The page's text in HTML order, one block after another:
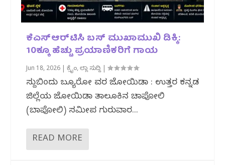
ಕೆಎಸ್‌ಆರ್‌ಟಿಸಿ ಬಸ್‌ ಮುಖಾಮುಖಿ ಡಿಕ್ಕಿ:
10ಕ್ಕೂ ಹೆಚ್ಚು ಪ್ರಯಾಣಿಕರಿಗೆ ಗಾಯ
Jun 18, 2026 |ಕ್ರೈಂ,ಜಿಲ್ಲಾ ಸುದ್ದಿ |
ಸುದ್ದಿಬಿಂದು ಬ್ಯೂರೋ ವರದಿ ಜೋಯಿಡಾ : ಉತ್ತರ ಕನ್ನಡ
ಜಿಲ್ಲೆಯ ಜೋಯಿಡಾ ತಾಲೂಕಿನ ಚಾಪೋಲಿ
(ಬಾಪೋಲಿ) ಸಮೀಪ ಗುರುವಾರ...
READ MORE